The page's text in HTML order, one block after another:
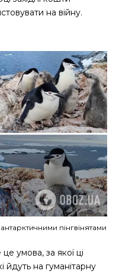
на війну.
пінгвінятами
умова, за якої ці
на гуманітарну